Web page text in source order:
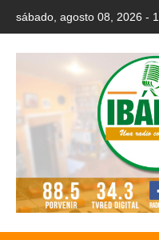
sábado, agosto 08, 2026 -